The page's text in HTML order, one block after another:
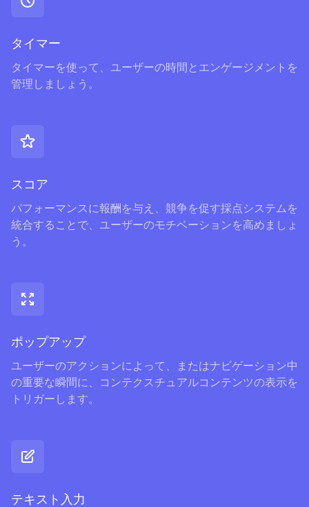
タイマー
タイマーを使って、ユーザーの時間とエンゲージメントを
管理しましょう。
スコア
パフォーマンスに報酬を与え、競争を促す採点システムを
統合することで、ユーザーのモチベーションを高めましょ
う。
ポップアップ
ユーザーのアクションによって、またはナビゲーション中
の重要な瞬間に、コンテクスチュアルコンテンツの表示を
トリガーします。
テキスト入力